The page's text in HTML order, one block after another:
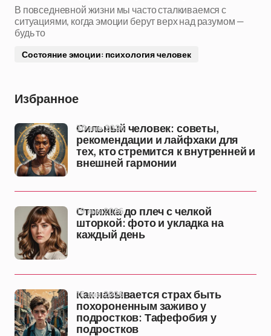
В повседневной жизни мы часто сталкиваемся с
ситуациями, когда эмоции берут верх над разумом —
будь то
Состояние эмоции: психология человек
Избранное
Сильный человек: советы,
рекомендации и лайфхаки для
тех, кто стремится к внутренней и
внешней гармонии
30 янв 2026
Стрижка до плеч с челкой
шторкой: фото и укладка на
каждый день
19 янв 2026
Как называется страх быть
похороненным заживо у
подростков: Тафефобия у
подростков
16 янв 2026